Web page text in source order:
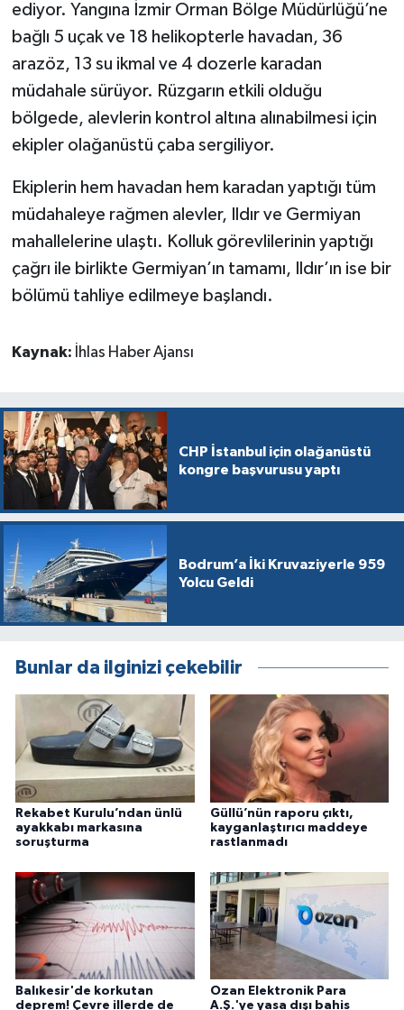
ediyor. Yangına İzmir Orman Bölge Müdürlüğü’ne
bağlı 5 uçak ve 18 helikopterle havadan, 36
arazöz, 13 su ikmal ve 4 dozerle karadan
müdahale sürüyor. Rüzgarın etkili olduğu
bölgede, alevlerin kontrol altına alınabilmesi için
ekipler olağanüstü çaba sergiliyor.
Ekiplerin hem havadan hem karadan yaptığı tüm
müdahaleye rağmen alevler, Ildır ve Germiyan
mahallelerine ulaştı. Kolluk görevlilerinin yaptığı
çağrı ile birlikte Germiyan’ın tamamı, Ildır’ın ise bir
bölümü tahliye edilmeye başlandı.
Kaynak: İhlas Haber Ajansı
CHP İstanbul için olağanüstü
kongre başvurusu yaptı
Bodrum’a İki Kruvaziyerle 959
Yolcu Geldi
Bunlar da ilginizi çekebilir
Rekabet Kurulu’ndan ünlü
ayakkabı markasına
soruşturma
Güllü’nün raporu çıktı,
kayganlaştırıcı maddeye
rastlanmadı
Balıkesir'de korkutan
deprem! Çevre illerde de
Ozan Elektronik Para
A.Ş.'ye yasa dışı bahis